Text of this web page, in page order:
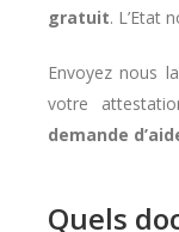
gratuit. L’Etat
Envoyez nous
votre
demande
Quels